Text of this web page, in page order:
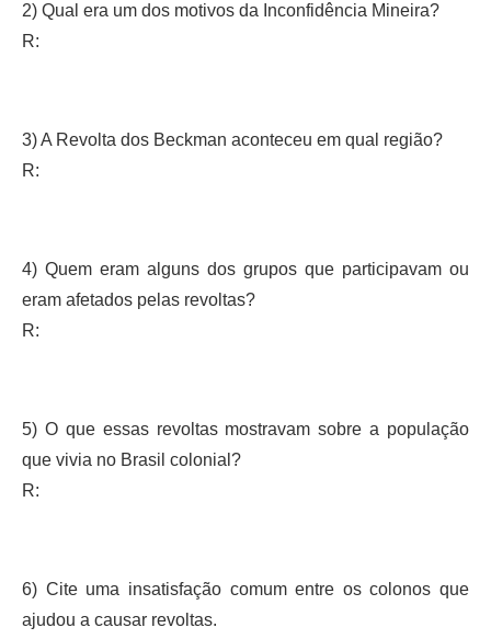
2) Qual era um dos motivos da Inconfidência Mineira?
R:
3) A Revolta dos Beckman aconteceu em qual região?
R:
4) Quem eram alguns dos grupos que participavam ou
eram afetados pelas revoltas?
R:
5) O que essas revoltas mostravam sobre a população
que vivia no Brasil colonial?
R:
6) Cite uma insatisfação comum entre os colonos que
ajudou a causar revoltas.